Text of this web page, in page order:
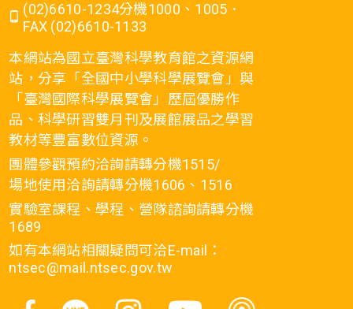
(02)6610-1234分機1000、1005．
FAX (02)6610-1133
本網站為國立臺灣科學教育館之資源網
站，分享「全國中小學科學展覽會」與
「臺灣國際科學展覽會」歷屆優勝作
品、科學研習雙月刊及展館展品之學習
教材等豐富數位資源。
團體參觀預約洽詢請轉分機1515/
場地使用洽詢請轉分機1606、1516
實驗室課程、學程、營隊諮詢請轉分機
1689
如有本網站相關疑問可洽E-mail：
ntsec@mail.ntsec.gov.tw